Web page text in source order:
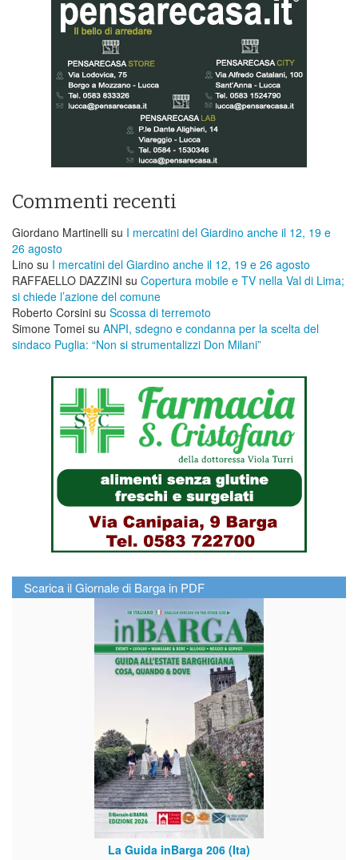
Commenti recenti
Giordano Martinelli su I mercatini del Giardino anche il 12, 19 e
26 agosto
Lino su I mercatini del Giardino anche il 12, 19 e 26 agosto
RAFFAELLO DAZZINI su ​Copertura mobile e TV nella Val di Lima;
si chiede l’azione del comune
Roberto Corsini su Scossa di terremoto
Simone Tomei su ANPI, sdegno e condanna per la scelta del
sindaco Puglia: “Non si strumentalizzi Don Milani”
Scarica il Giornale di Barga in PDF
La Guida inBarga 206 (Ita)